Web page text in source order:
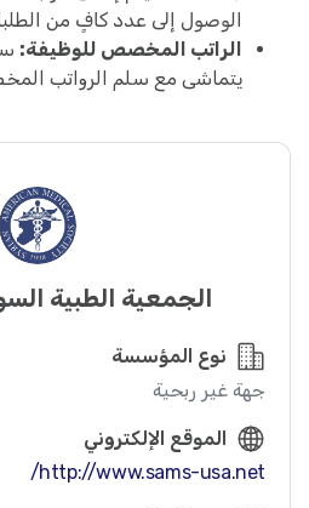
الوصول إلى عدد كافٍ من
الراتب المخصص للوظيفة:
يتماشى مع سلم الرواتب
الجمعية الطبية
نوع المؤسسة
جهة غير ربحية
الموقع الإلكتروني
http://www.sams-usa.net/